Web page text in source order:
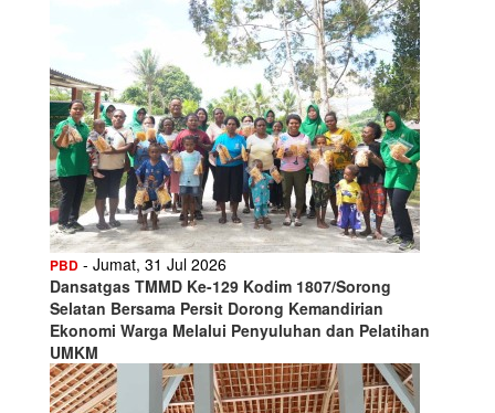
PBD - Jumat, 31 Jul 2026
Dansatgas TMMD Ke-129 Kodim 1807/Sorong
Selatan Bersama Persit Dorong Kemandirian
Ekonomi Warga Melalui Penyuluhan dan Pelatihan
UMKM